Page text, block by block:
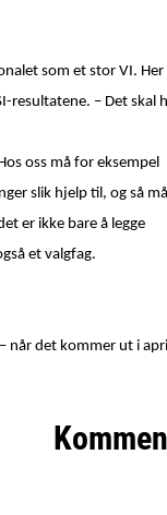
som et stor VI. Her
resultatene. – Det skal
oss må for eksempel
slik hjelp til, og så må
er ikke bare å legge
et valgfag.
når det kommer ut i